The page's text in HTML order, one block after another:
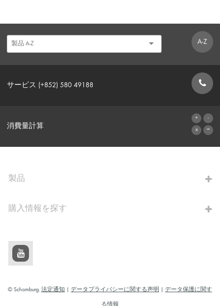
A-Z
サービス (+852) 580 49188
消費量計算
製品
購入情報を探す
© Schomburg. 法定通知 データプライバシーに関する声明 データ保護に関す
る情報